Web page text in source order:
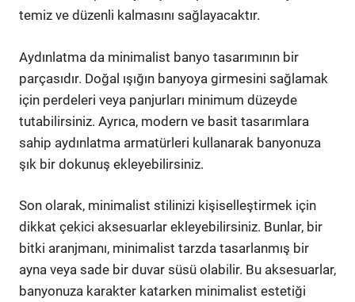
temiz ve düzenli kalmasını sağlayacaktır.
Aydınlatma da minimalist banyo tasarımının bir
parçasıdır. Doğal ışığın banyoya girmesini sağlamak
için perdeleri veya panjurları minimum düzeyde
tutabilirsiniz. Ayrıca, modern ve basit tasarımlara
sahip aydınlatma armatürleri kullanarak banyonuza
şık bir dokunuş ekleyebilirsiniz.
Son olarak, minimalist stilinizi kişiselleştirmek için
dikkat çekici aksesuarlar ekleyebilirsiniz. Bunlar, bir
bitki aranjmanı, minimalist tarzda tasarlanmış bir
ayna veya sade bir duvar süsü olabilir. Bu aksesuarlar,
banyonuza karakter katarken minimalist estetiği